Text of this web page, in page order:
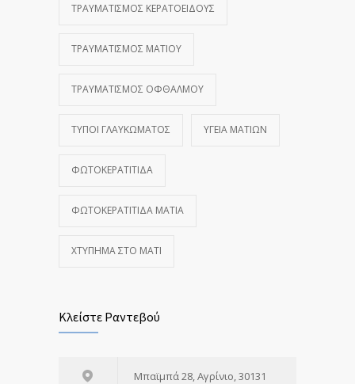
ΤΡΑΥΜΑΤΙΣΜΌΣ ΚΕΡΑΤΟΕΙΔΟΎΣ
ΤΡΑΥΜΑΤΙΣΜΌΣ ΜΑΤΙΟΎ
ΤΡΑΥΜΑΤΙΣΜΌΣ ΟΦΘΑΛΜΟΎ
ΤΎΠΟΙ ΓΛΑΥΚΏΜΑΤΟΣ ΥΓΕΊΑ ΜΑΤΙΏΝ
ΦΩΤΟΚΕΡΑΤΊΤΙΔΑ
ΦΩΤΟΚΕΡΑΤΊΤΙΔΑ ΜΆΤΙΑ
ΧΤΎΠΗΜΑ ΣΤΟ ΜΆΤΙ
Κλείστε Ραντεβού
Μπαϊμπά 28, Αγρίνιο, 30131